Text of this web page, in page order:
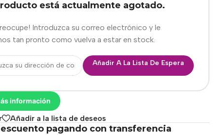
está actualmente agotado.
Introduzca su correo electrónico y le
tan pronto como vuelva a estar en stock.
Añadir A La Lista De Espera
información
Añadir a la lista de deseos
pagando con transferencia